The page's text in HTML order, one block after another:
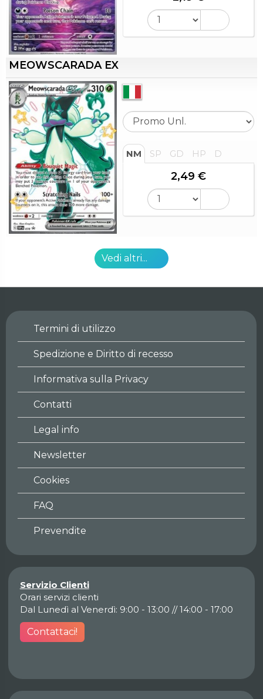
MEOWSCARADA EX
NM SP GD HP D
2,49 €
Vedi altri...
Termini di utilizzo
Spedizione e Diritto di recesso
Informativa sulla Privacy
Contatti
Legal info
Newsletter
Cookies
FAQ
Prevendite
Servizio Clienti
Orari servizi clienti
Dal Lunedì al Venerdì: 9:00 - 13:00 // 14:00 - 17:00
Contattaci!